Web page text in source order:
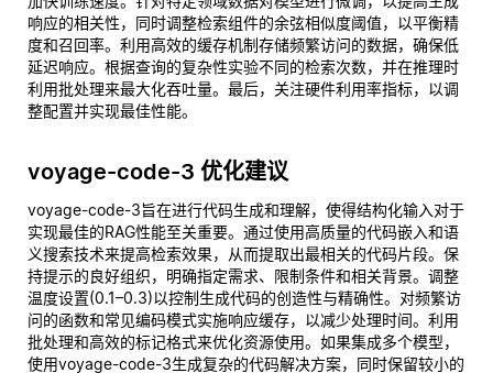
响应的相关性，同时调整检索组件的余弦相似度阈值，以平衡精
度和召回率。利用高效的缓存机制存储频繁访问的数据，确保低
延迟响应。根据查询的复杂性实验不同的检索次数，并在推理时
利用批处理来最大化吞吐量。最后，关注硬件利用率指标，以调
整配置并实现最佳性能。
voyage-code-3 优化建议
voyage-code-3旨在进行代码生成和理解，使得结构化输入对于
实现最佳的RAG性能至关重要。通过使用高质量的代码嵌入和语
义搜索技术来提高检索效果，从而提取出最相关的代码片段。保
持提示的良好组织，明确指定需求、限制条件和相关背景。调整
温度设置(0.1–0.3)以控制生成代码的创造性与精确性。对频繁访
问的函数和常见编码模式实施响应缓存，以减少处理时间。利用
批处理和高效的标记格式来优化资源使用。如果集成多个模型，
使用voyage-code-3生成复杂的代码解决方案，同时保留较小的